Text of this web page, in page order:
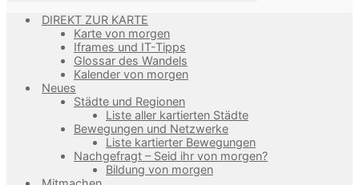
DIREKT ZUR KARTE
Karte von morgen
Iframes und IT-Tipps
Glossar des Wandels
Kalender von morgen
Neues
Städte und Regionen
Liste aller kartierten Städte
Bewegungen und Netzwerke
Liste kartierter Bewegungen
Nachgefragt – Seid ihr von morgen?
Bildung von morgen